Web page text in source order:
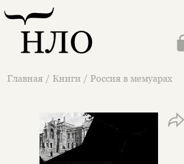
Главная / Книги / Россия в мемуарах